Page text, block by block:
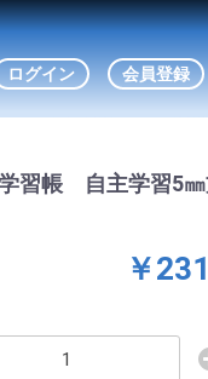
ログイン 会員登録
習帳 自主学習5
￥231